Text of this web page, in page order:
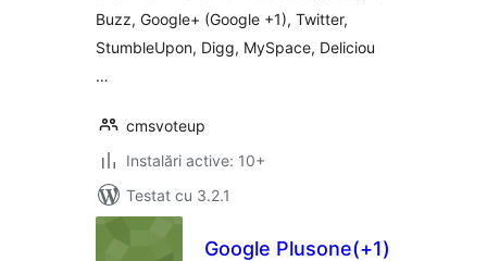
Buzz, Google+ (Google +1), Twitter,
StumbleUpon, Digg, MySpace, Deliciou
…
cmsvoteup
Instalări active: 10+
Testat cu 3.2.1
Google Plusone(+1)